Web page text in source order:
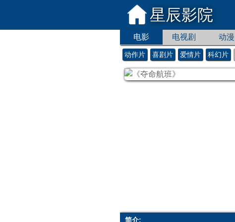
星辰影院
电影 电视剧 动漫
动作片 喜剧片 爱情片 科幻片
简介: